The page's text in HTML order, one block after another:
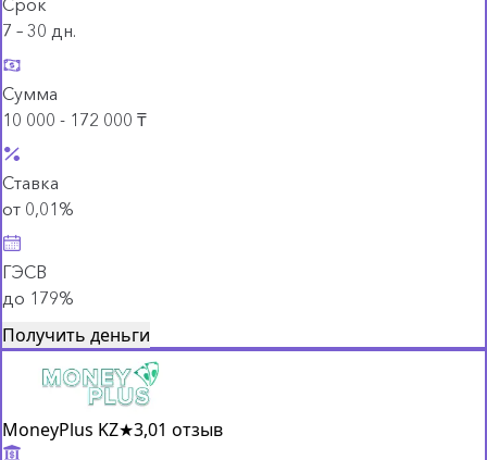
7 – 30 дн.
Сумма
10 000 - 172 000 ₸
Ставка
от 0,01%
ГЭСВ
до 179%
Получить деньги
MoneyPlus KZ★3,01 отзыв